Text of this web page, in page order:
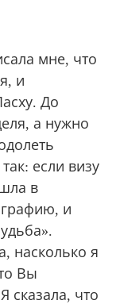
мне, что
и
До
а нужно
если визу
в
и
насколько я
Вы
сказала, что